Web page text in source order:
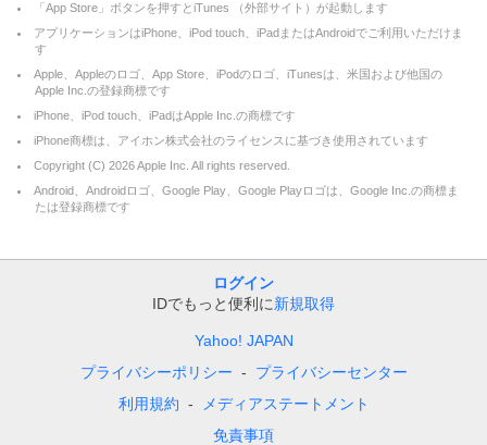
「App Store」ボタンを押すとiTunes （外部サイト）が起動します
アプリケーションはiPhone、iPod touch、iPadまたはAndroidでご利用いただけま
す
Apple、Appleのロゴ、App Store、iPodのロゴ、iTunesは、米国および他国の
Apple Inc.の登録商標です
iPhone、iPod touch、iPadはApple Inc.の商標です
iPhone商標は、アイホン株式会社のライセンスに基づき使用されています
Copyright (C) 2026Apple Inc. All rights reserved.
Android、Androidロゴ、Google Play、Google Playロゴは、Google Inc.の商標ま
たは登録商標です
ログイン
IDでもっと便利に新規取得
Yahoo! JAPAN
プライバシーポリシー
プライバシーセンター
利用規約
メディアステートメント
免責事項